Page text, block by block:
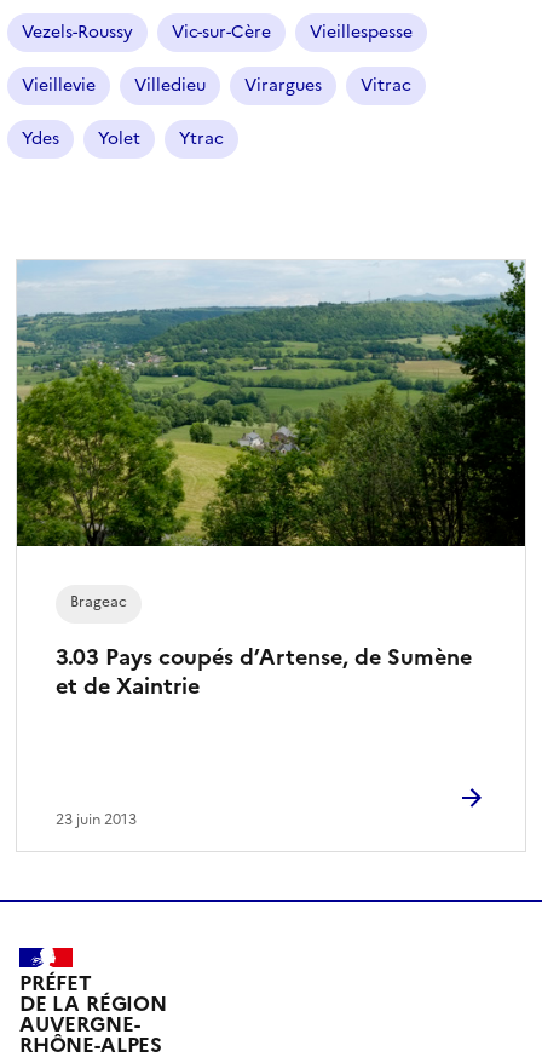
Vezels-Roussy Vic-sur-Cère Vieillespesse
Vieillevie Villedieu Virargues Vitrac
Ydes Yolet Ytrac
3.03 Pays coupés d’Artense, de Sumène
et de Xaintrie
Brageac
23 juin 2013
PRÉFET
DE LA RÉGION
AUVERGNE-
RHÔNE-ALPES